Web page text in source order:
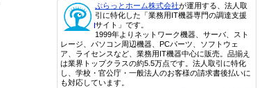
ぷらっとホーム株式会社が運用する、法人取
引に特化した「業務用IT機器専門の調達支援
サイト」です。
1999年よりネットワーク機器、サーバ、スト
レージ、パソコン周辺機器、PCパーツ、ソフトウェ
ア、ライセンスなど、業務用IT機器中心に販売。品揃え
は業界トップクラスの約5.5万点です。法人取引に特化
し、学校・官公庁・一般法人のお客様の請求書後払いに
も対応しています。